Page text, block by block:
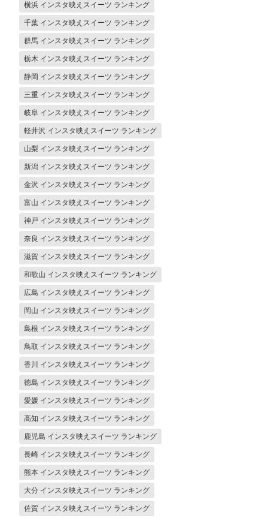
横浜 インスタ映えスイーツ ランキング
千葉 インスタ映えスイーツ ランキング
群馬 インスタ映えスイーツ ランキング
栃木 インスタ映えスイーツ ランキング
静岡 インスタ映えスイーツ ランキング
三重 インスタ映えスイーツ ランキング
岐阜 インスタ映えスイーツ ランキング
軽井沢 インスタ映えスイーツ ランキング
山梨 インスタ映えスイーツ ランキング
新潟 インスタ映えスイーツ ランキング
金沢 インスタ映えスイーツ ランキング
富山 インスタ映えスイーツ ランキング
神戸 インスタ映えスイーツ ランキング
奈良 インスタ映えスイーツ ランキング
滋賀 インスタ映えスイーツ ランキング
和歌山 インスタ映えスイーツ ランキング
広島 インスタ映えスイーツ ランキング
岡山 インスタ映えスイーツ ランキング
島根 インスタ映えスイーツ ランキング
鳥取 インスタ映えスイーツ ランキング
香川 インスタ映えスイーツ ランキング
徳島 インスタ映えスイーツ ランキング
愛媛 インスタ映えスイーツ ランキング
高知 インスタ映えスイーツ ランキング
鹿児島 インスタ映えスイーツ ランキング
長崎 インスタ映えスイーツ ランキング
熊本 インスタ映えスイーツ ランキング
大分 インスタ映えスイーツ ランキング
佐賀 インスタ映えスイーツ ランキング